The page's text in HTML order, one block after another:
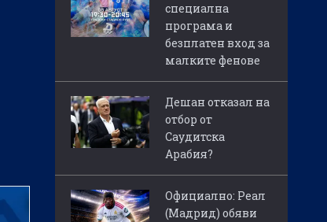
специална
програма и
безплатен вход за
малките фенове
Дешан отказал на
отбор от
Саудитска
Арабия?
Официално: Реал
(Мадрид) обяви